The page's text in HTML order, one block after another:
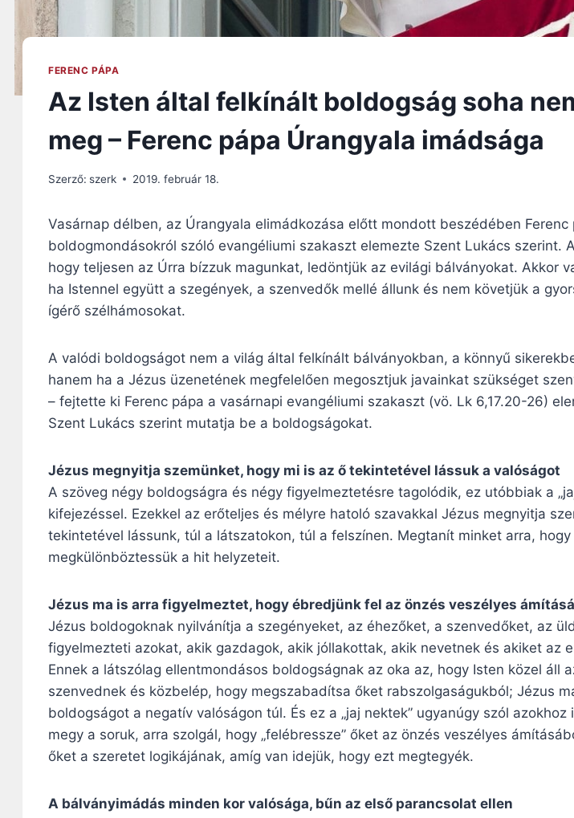
FERENC PÁPA
Az Isten által felkínált boldogság soha
meg – Ferenc pápa Úrangyala imádsága
Szerző: szerk 2019. február 18.
Vasárnap délben, az Úrangyala elimádkozása előtt mondott beszédében Ferenc
boldogmondásokról szóló evangéliumi szakaszt elemezte Szent Lukács szerint.
hogy teljesen az Úrra bízzuk magunkat, ledöntjük az evilági bálványokat. Akkor
ha Istennel együtt a szegények, a szenvedők mellé állunk és nem követjük a
ígérő szélhámosokat.
A valódi boldogságot nem a világ által felkínált bálványokban, a könnyű
hanem ha a Jézus üzenetének megfelelően megosztjuk javainkat szükséget
– fejtette ki Ferenc pápa a vasárnapi evangéliumi szakaszt (vö. Lk 6,17.20-26)
Szent Lukács szerint mutatja be a boldogságokat.
Jézus megnyitja szemünket, hogy mi is az ő tekintetével lássuk a valóságot
A szöveg négy boldogságra és négy figyelmeztetésre tagolódik, ez utóbbiak a
kifejezéssel. Ezekkel az erőteljes és mélyre hatoló szavakkal Jézus megnyitja
tekintetével lássunk, túl a látszatokon, túl a felszínen. Megtanít minket arra, hogy
megkülönböztessük a hit helyzeteit.
Jézus ma is arra figyelmeztet, hogy ébredjünk fel az önzés veszélyes
Jézus boldogoknak nyilvánítja a szegényeket, az éhezőket, a szenvedőket, az
figyelmezteti azokat, akik gazdagok, akik jóllakottak, akik nevetnek és akiket az
Ennek a látszólag ellentmondásos boldogságnak az oka az, hogy Isten közel áll
szenvednek és közbelép, hogy megszabadítsa őket rabszolgaságukból; Jézus
boldogságot a negatív valóságon túl. És ez a „jaj nektek” ugyanúgy szól azokhoz
megy a soruk, arra szolgál, hogy „felébressze” őket az önzés veszélyes
őket a szeretet logikájának, amíg van idejük, hogy ezt megtegyék.
A bálványimádás minden kor valósága, bűn az első parancsolat ellen